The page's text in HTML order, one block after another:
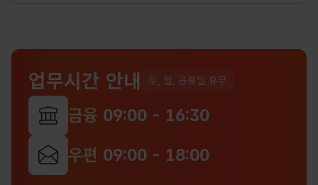
보관내역 : 붙임참조 4. 문의사항 : 서수원우체국
업무시간 안내 토, 일, 공휴일 휴무
금융 09:00 - 16:30
우편 09:00 - 18:00